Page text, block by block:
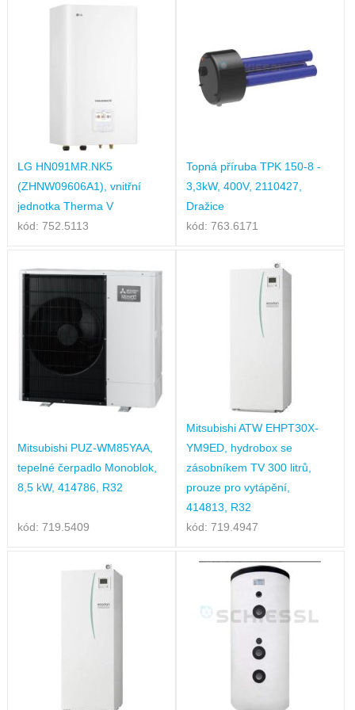
LG HN091MR.NK5
(ZHNW09606A1), vnitřní
jednotka Therma V
kód: 752.5113
Topná příruba TPK 150-8 -
3,3kW, 400V, 2110427,
Dražice
kód: 763.6171
Mitsubishi PUZ-WM85YAA,
tepelné čerpadlo Monoblok,
8,5 kW, 414786, R32
kód: 719.5409
Mitsubishi ATW EHPT30X-
YM9ED, hydrobox se
zásobníkem TV 300 litrů,
prouze pro vytápění,
414813, R32
kód: 719.4947